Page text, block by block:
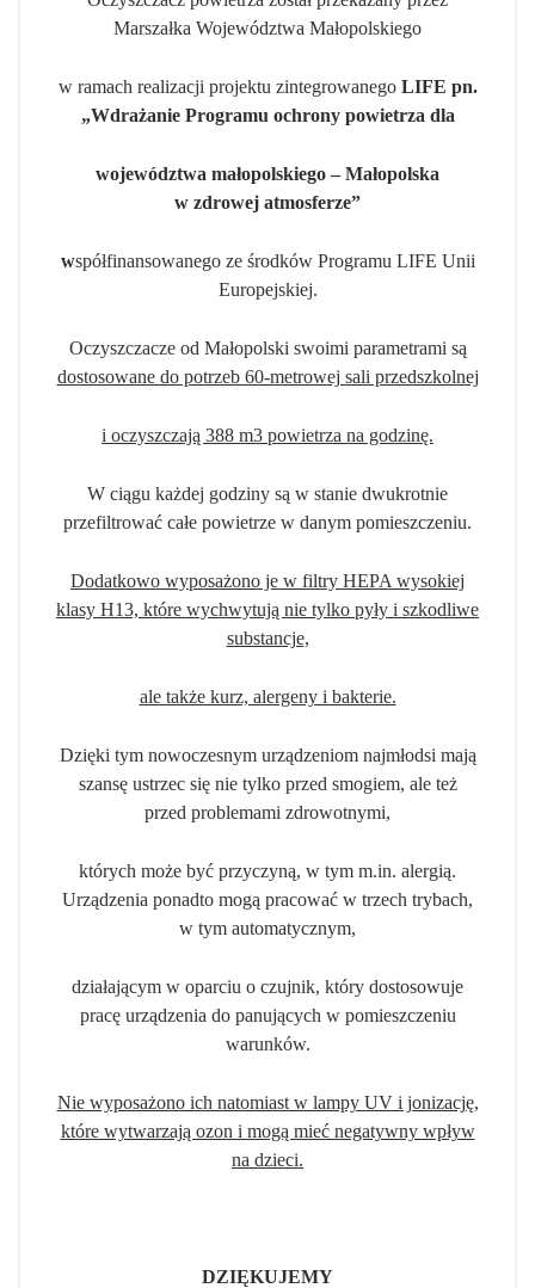
Marszałka Województwa Małopolskiego
w ramach realizacji projektu zintegrowanego LIFE pn.
„Wdrażanie Programu ochrony powietrza dla
województwa małopolskiego – Małopolska
w zdrowej atmosferze”
współfinansowanego ze środków Programu LIFE Unii
Europejskiej.
Oczyszczacze od Małopolski swoimi parametrami są
dostosowane do potrzeb 60-metrowej sali przedszkolnej
i oczyszczają 388 m3 powietrza na godzinę.
W ciągu każdej godziny są w stanie dwukrotnie
przefiltrować całe powietrze w danym pomieszczeniu.
Dodatkowo wyposażono je w filtry HEPA wysokiej
klasy H13, które wychwytują nie tylko pyły i szkodliwe
substancje,
ale także kurz, alergeny i bakterie.
Dzięki tym nowoczesnym urządzeniom najmłodsi mają
szansę ustrzec się nie tylko przed smogiem, ale też
przed problemami zdrowotnymi,
których może być przyczyną, w tym m.in. alergią.
Urządzenia ponadto mogą pracować w trzech trybach,
w tym automatycznym,
działającym w oparciu o czujnik, który dostosowuje
pracę urządzenia do panujących w pomieszczeniu
warunków.
Nie wyposażono ich natomiast w lampy UV i jonizację,
które wytwarzają ozon i mogą mieć negatywny wpływ
na dzieci.
DZIĘKUJEMY